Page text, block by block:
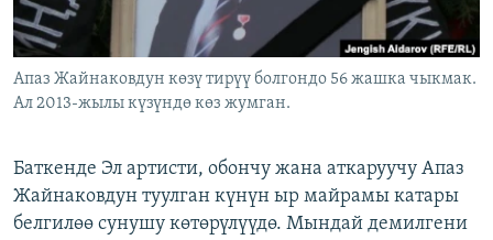
ЭЕ/АРнун бардык сайттары
Апаз Жайнаковдун көзү тирүү болгондо 56 жашка чыкмак.
Ал 2013-жылы күзүндө көз жумган.
Баткенде Эл артисти, обончу жана аткаруучу Апаз
Жайнаковдун туулган күнүн ыр майрамы катары
белгилөө сунушу көтөрүлүүдө. Мындай демилгени